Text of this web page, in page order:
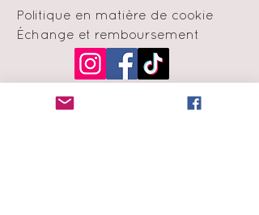
Politique en matière de cookie
Échange et remboursement
Moyens de
paiement